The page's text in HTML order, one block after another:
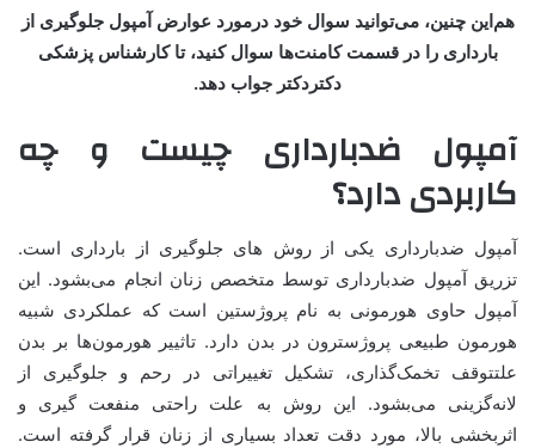
هم‌این چنین، می‌توانید سوال خود درمورد عوارض آمپول جلوگیری از
بارداری را در قسمت کامنت‌ها سوال کنید، تا کارشناس پزشکی
دکتردکتر جواب دهد.
آمپول ضدبارداری چیست و چه
کاربردی دارد؟
آمپول ضدبارداری یکی از روش‌ های جلوگیری از بارداری است.
تزریق آمپول ضدبارداری توسط متخصص زنان انجام می‌بشود. این
آمپول حاوی هورمونی به نام پروژستین است که عملکردی شبیه
هورمون طبیعی پروژسترون در بدن دارد. تاثییر هورمون‌ها بر بدن
علتتوقف تخمک‌گذاری، تشکیل تغییراتی در رحم و جلوگیری از
لانه‌گزینی می‌بشود. این روش به علت راحتی منفعت گیری و
اثربخشی بالا، مورد دقت تعداد بسیاری از زنان قرار گرفته است.